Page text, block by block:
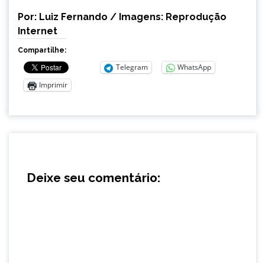
Por: Luiz Fernando / Imagens: Reprodução
Internet
Compartilhe:
Telegram
WhatsApp
Imprimir
Deixe seu comentário: